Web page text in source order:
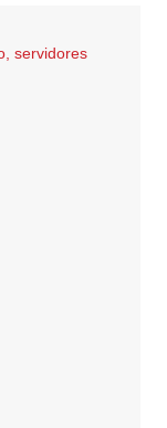
servidores